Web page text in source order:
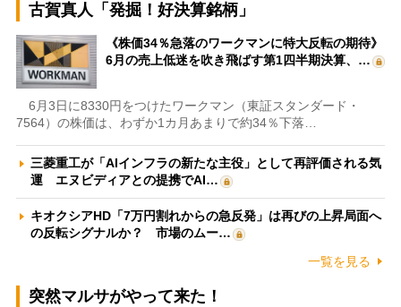
古賀真人「発掘！好決算銘柄」
《株価34％急落のワークマンに特大反転の期待》
6月の売上低迷を吹き飛ばす第1四半期決算、…
6月3日に8330円をつけたワークマン（東証スタンダード・
7564）の株価は、わずか1カ月あまりで約34％下落…
三菱重工が「AIインフラの新たな主役」として再評価される気
運 エヌビディアとの提携でAI…
キオクシアHD「7万円割れからの急反発」は再びの上昇局面へ
の反転シグナルか？ 市場のムー…
一覧を見る
突然マルサがやって来た！